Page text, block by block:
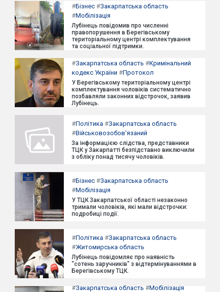
#Бізнес #Закарпатська область
#Мобілізація
Лубінець повідомив про численні
правопорушення в Берегівському
територіальному центрі комплектування
та соціальної підтримки.
#Закарпатська область #Кримінальний
кодекс України #Протокол
У Берегівському територіальному центрі
комплектування чоловіків систематично
позбавляли законних відстрочок, заявив
Лубінець.
#Політика #Закарпатська область
#Військовозобов'язаний
За інформацією слідства, представники
ТЦК у Закарпатті безпідставно виключили
з обліку понад тисячу чоловіків.
#Бізнес #Закарпатська область
#Мобілізація
У ТЦК Закарпатської області незаконно
тримали чоловіків, які мали відстрочки:
подробиці події.
#Політика #Закарпатська область
#Житомирська область
Лубінець повідомляє про наявність
"сотень заручників" з відтермінуваннями в
Берегівському ТЦК.
#Закарпатська область #Мобілізація